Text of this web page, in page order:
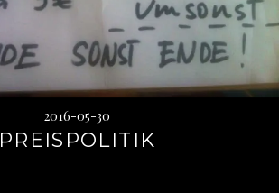
2016-05-30
PREISPOLITIK